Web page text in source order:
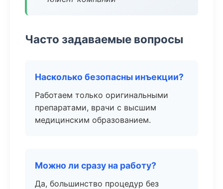
Часто задаваемые вопросы
Насколько безопасны инъекции?
Работаем только оригинальными
препаратами, врачи с высшим
медицинским образованием.
Можно ли сразу на работу?
Да, большинство процедур без